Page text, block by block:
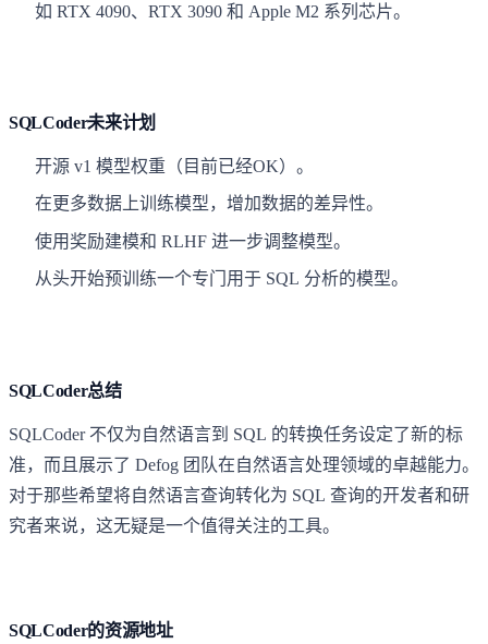
如 RTX 4090、RTX 3090 和 Apple M2 系列芯片。
SQLCoder未来计划
开源 v1 模型权重（目前已经OK）。
在更多数据上训练模型，增加数据的差异性。
使用奖励建模和 RLHF 进一步调整模型。
从头开始预训练一个专门用于 SQL 分析的模型。
SQLCoder总结
SQLCoder 不仅为自然语言到 SQL 的转换任务设定了新的标
准，而且展示了 Defog 团队在自然语言处理领域的卓越能力。
对于那些希望将自然语言查询转化为 SQL 查询的开发者和研
究者来说，这无疑是一个值得关注的工具。
SQLCoder的资源地址